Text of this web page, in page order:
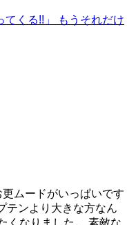
てくる!!」 もうそれだけ
ムードがいっぱいです
テンより大きな方なん